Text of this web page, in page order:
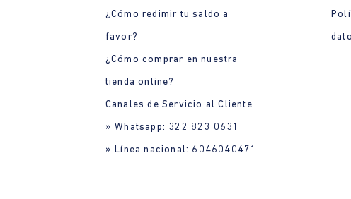
¿Cómo redimir tu saldo a
favor?
¿Cómo comprar en nuestra
tienda online?
Canales de Servicio al Cliente
» Whatsapp: 322 823 0631
» Línea nacional: 6046040471